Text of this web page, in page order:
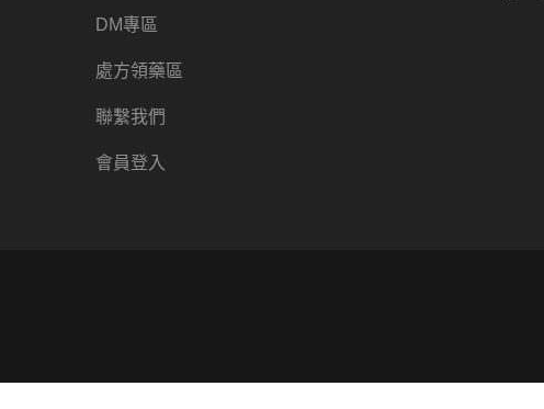
DM專區
處方領藥區
聯繫我們
會員登入